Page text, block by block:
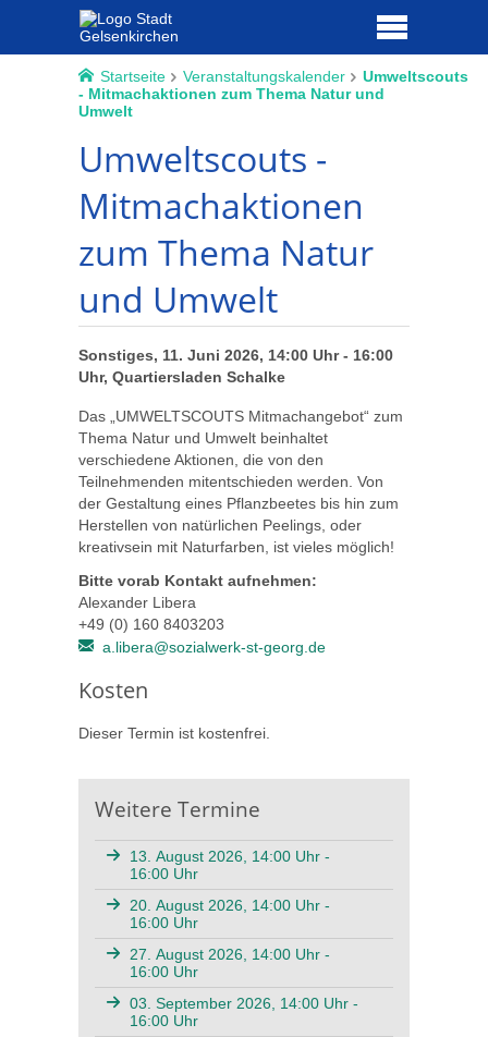
Startseite Veranstaltungskalender
Umweltscouts
- Mitmachaktionen zum Thema Natur und
Umwelt
Umweltscouts -
Mitmachaktionen
zum Thema Natur
und Umwelt
Sonstiges, 11. Juni 2026, 14:00 Uhr - 16:00
Uhr, Quartiersladen Schalke
Das „UMWELTSCOUTS Mitmachangebot“ zum
Thema Natur und Umwelt beinhaltet
verschiedene Aktionen, die von den
Teilnehmenden mitentschieden werden. Von
der Gestaltung eines Pflanzbeetes bis hin zum
Herstellen von natürlichen Peelings, oder
kreativsein mit Naturfarben, ist vieles möglich!
Bitte vorab Kontakt aufnehmen:
Alexander Libera
+49 (0) 160 8403203
a.libera@sozialwerk-st-georg.de
Kosten
Dieser Termin ist kostenfrei.
Weitere Termine
13. August 2026, 14:00 Uhr -
16:00 Uhr
20. August 2026, 14:00 Uhr -
16:00 Uhr
27. August 2026, 14:00 Uhr -
16:00 Uhr
03. September 2026, 14:00 Uhr -
16:00 Uhr